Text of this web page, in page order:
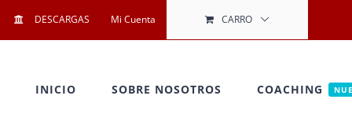
DESCARGAS Mi Cuenta CARRO
INICIO SOBRE NOSOTROS COACHING